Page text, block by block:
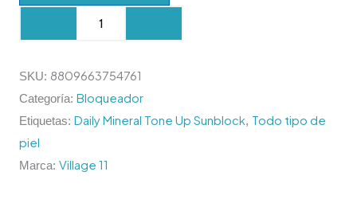
TONE
50ml.
cantidad
SKU: 8809663754761
Categoría: Bloqueador
Etiquetas: Daily Mineral Tone Up Sunblock, Todo tipo de
piel
Marca: Village 11